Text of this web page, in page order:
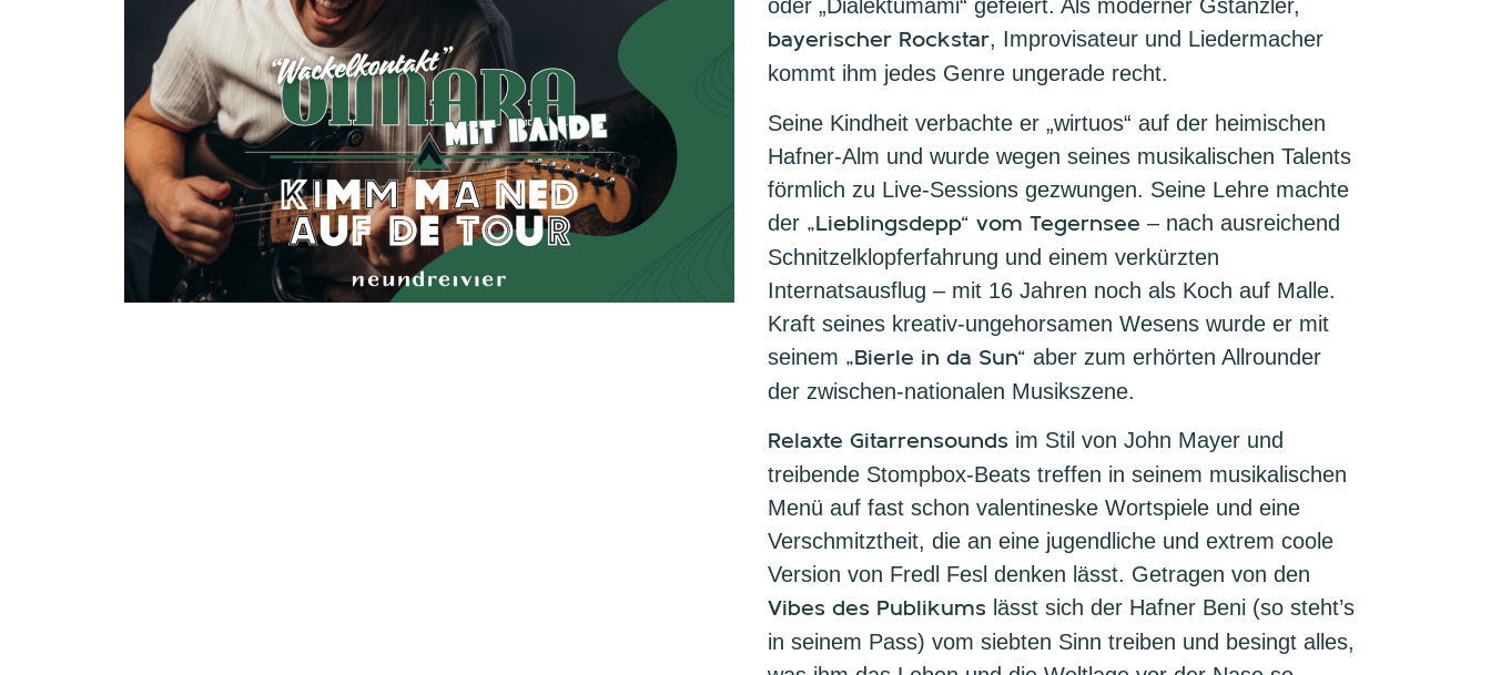
oder „Dialektumami“ gefeiert. Als moderner Gstanzler,
bayerischer Rockstar, Improvisateur und Liedermacher
kommt ihm jedes Genre ungerade recht.
Seine Kindheit verbachte er „wirtuos“ auf der heimischen
Hafner-Alm und wurde wegen seines musikalischen Talents
förmlich zu Live-Sessions gezwungen. Seine Lehre machte
der „Lieblingsdepp“ vom Tegernsee – nach ausreichend
Schnitzelklopferfahrung und einem verkürzten
Internatsausflug – mit 16 Jahren noch als Koch auf Malle.
Kraft seines kreativ-ungehorsamen Wesens wurde er mit
seinem „Bierle in da Sun“ aber zum erhörten Allrounder
der zwischen-nationalen Musikszene.
Relaxte Gitarrensounds im Stil von John Mayer und
treibende Stompbox-Beats treffen in seinem musikalischen
Menü auf fast schon valentineske Wortspiele und eine
Verschmitztheit, die an eine jugendliche und extrem coole
Version von Fredl Fesl denken lässt. Getragen von den
Vibes des Publikums lässt sich der Hafner Beni (so steht’s
in seinem Pass) vom siebten Sinn treiben und besingt alles,